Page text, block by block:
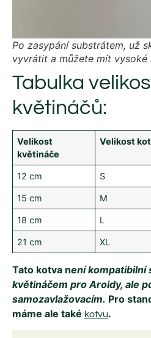
Po zasypání substrátem, už
vyvrátit a můžete mít vysoké
Tabulka
květináčů:
Velikost
květináče
Velikost
12 cm S
15 cm M
18 cm L
21 cm XL
Tato kotva není kompatibilní
květináčem pro Aroidy, ale
samozavlažovacím. Pro
máme ale také kotvu.